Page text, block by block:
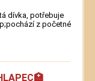
dívka, potřebuje
z početné